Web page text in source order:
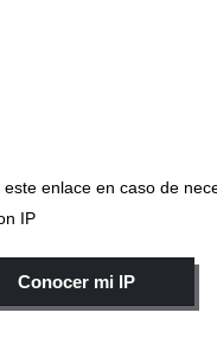
este enlace en caso de
IP
Conocer mi IP